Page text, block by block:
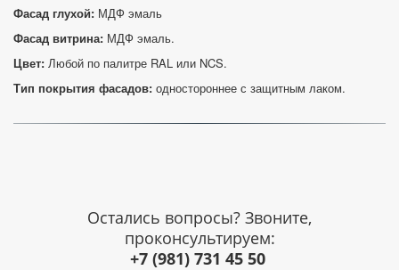
Фасад глухой: МДФ эмаль
Фасад витрина: МДФ эмаль.
Цвет: Любой по палитре RAL или NCS.
Тип покрытия фасадов: одностороннее с защитным лаком.
Остались вопросы? Звоните,
проконсультируем:
+7 (981) 731 45 50